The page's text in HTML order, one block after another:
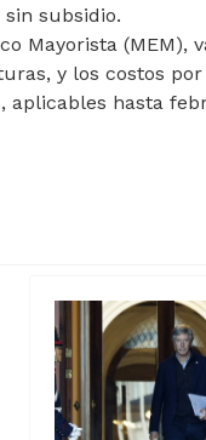
subsidio.
Mayorista (MEM),
y los costos
aplicables hasta
SUBE EL